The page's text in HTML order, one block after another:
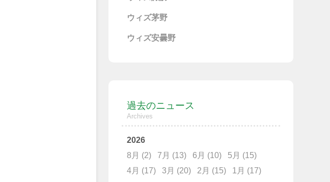
ウィズ茅野
ウィズ安曇野
過去のニュース
Archives
2026
8月 (2) 7月 (13) 6月 (10) 5月 (15)
4月 (17) 3月 (20) 2月 (15) 1月 (17)